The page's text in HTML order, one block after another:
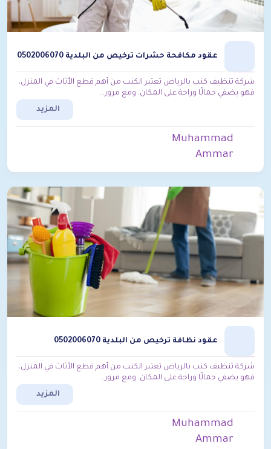
عقود مكافحة حشرات ترخيص من البلدية 0502006070
شركة تنظيف كنب بالرياض تعتبر الكنب من أهم قطع الأثاث في المنزل،
فهو يضفي جمالًا وراحة على المكان. ومع مرور...
المزيد
Muhammad
Ammar
عقود نظافة ترخيص من البلدية 0502006070
شركة تنظيف كنب بالرياض تعتبر الكنب من أهم قطع الأثاث في المنزل،
فهو يضفي جمالًا وراحة على المكان. ومع مرور...
المزيد
Muhammad
Ammar